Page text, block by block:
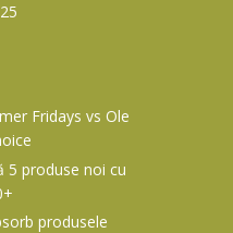
Fridays vs Ole
5 produse noi cu
produsele